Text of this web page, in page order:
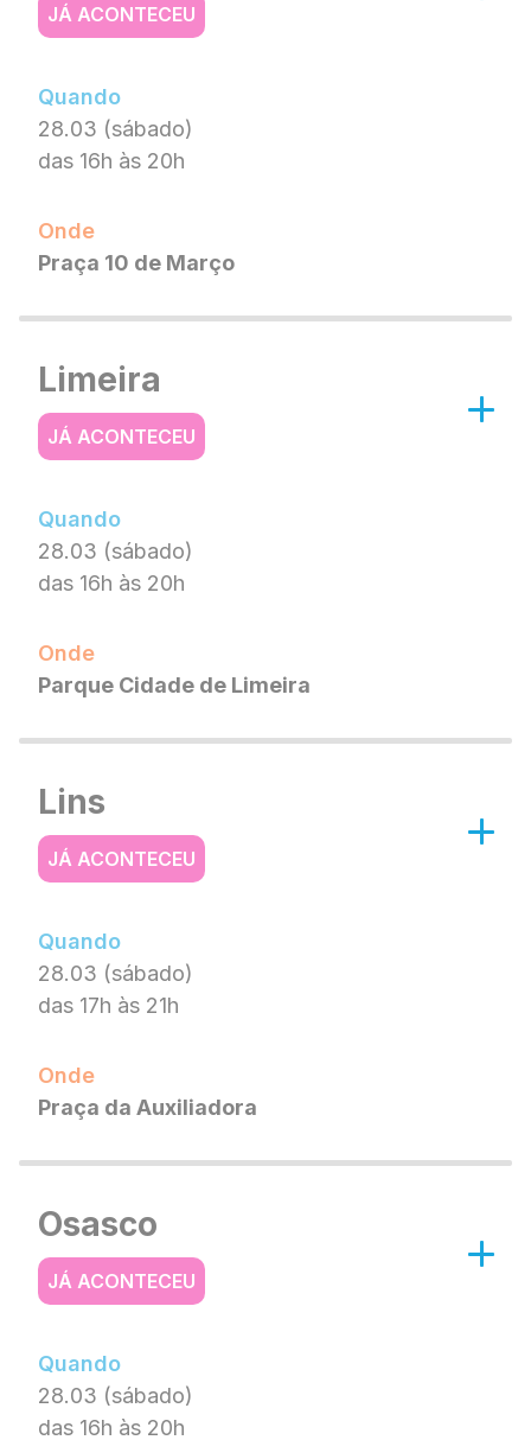
JÁ ACONTECEU
Quando
28.03 (sábado)
das 16h às 20h
Onde
Praça 10 de Março
Limeira
JÁ ACONTECEU
Quando
28.03 (sábado)
das 16h às 20h
Onde
Parque Cidade de Limeira
Lins
JÁ ACONTECEU
Quando
28.03 (sábado)
das 17h às 21h
Onde
Praça da Auxiliadora
Osasco
JÁ ACONTECEU
Quando
28.03 (sábado)
das 16h às 20h